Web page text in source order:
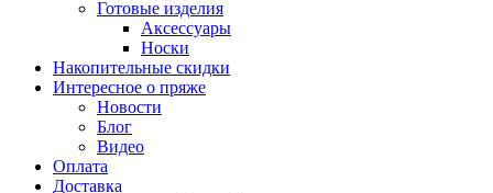
Готовые изделия
Аксессуары
Носки
Накопительные скидки
Интересное о пряже
Новости
Блог
Видео
Оплата
Доставка